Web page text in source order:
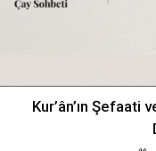
Kur’ân’ın Şefaati